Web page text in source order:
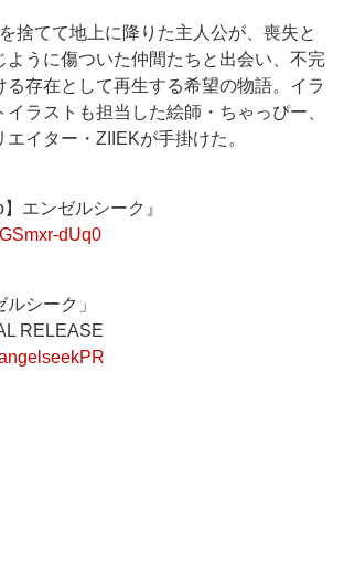
捨てて地上に降りた主人公が、喪失と
ように傷ついた仲間たちと出会い、不完
る存在として再生する希望の物語。イラ
イラストも担当した絵師・ちゃっぴー、
イター・ZIIEKが手掛けた。
エンゼルシーク』
dUq0
シーク」
RELEASE